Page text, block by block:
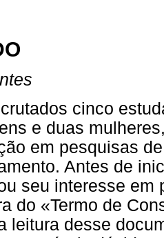
cinco
e duas
em pesquisas
Antes de
seu interesse em
do «Termo de
leitura desse